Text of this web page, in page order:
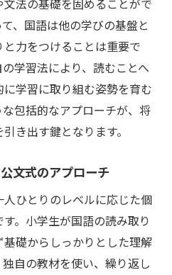
法の基礎を固めることがで
、国語は他の学びの基盤と
力をつけることは重要で
学習法により、読むことへ
学習に取り組む姿勢を育む
包括的なアプローチが、将
き出す鍵となります。
文式のアプローチ
ひとりのレベルに応じた個
。小学生が国語の読み取り
礎からしっかりとした理解
自の教材を使い、繰り返し